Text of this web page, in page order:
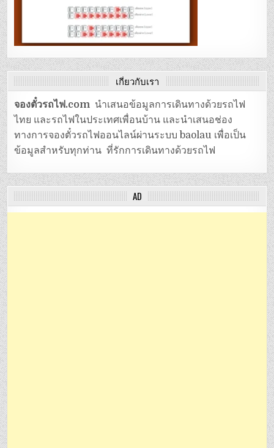
เกี่ยวกับเรา
จองตั๋วรถไฟ.com นำเสนอข้อมูลการเดินทางด้วยรถไฟ
ไทย และรถไฟในประเทศเพื่อนบ้าน และนำเสนอช่อง
ทางการจองตั๋วรถไฟออนไลน์ผ่านระบบ baolau เพื่อเป็น
ข้อมูลสำหรับทุกท่าน ที่รักการเดินทางด้วยรถไฟ
AD